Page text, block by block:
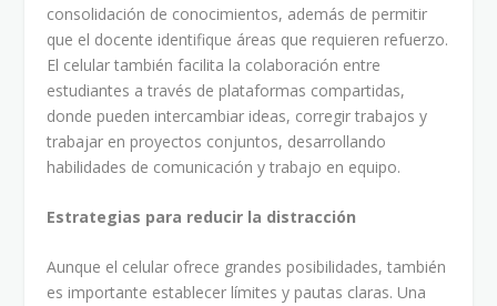
consolidación de conocimientos, además de permitir
que el docente identifique áreas que requieren refuerzo.
El celular también facilita la colaboración entre
estudiantes a través de plataformas compartidas,
donde pueden intercambiar ideas, corregir trabajos y
trabajar en proyectos conjuntos, desarrollando
habilidades de comunicación y trabajo en equipo.
Estrategias para reducir la distracción
Aunque el celular ofrece grandes posibilidades, también
es importante establecer límites y pautas claras. Una